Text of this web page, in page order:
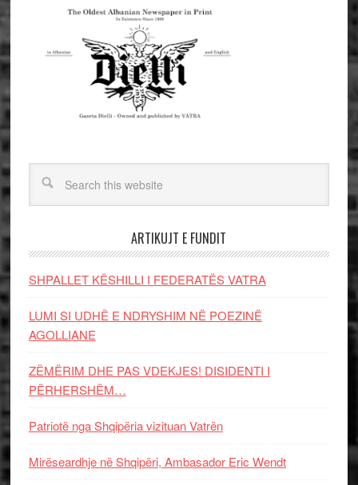
ARTIKUJT E FUNDIT
SHPALLET KËSHILLI I FEDERATËS VATRA
LUMI SI UDHË E NDRYSHIM NË POEZINË
AGOLLIANE
ZËMËRIM DHE PAS VDEKJES! DISIDENTI I
PËRHERSHËM…
Patriotë nga Shqipëria vizituan Vatrën
Mirëseardhje në Shqipëri, Ambasador Eric Wendt